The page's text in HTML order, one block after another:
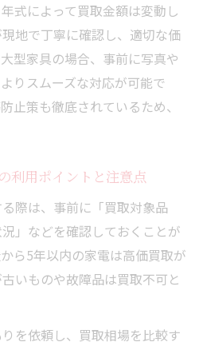
式によって買取金額は変動し
地で丁寧に確認し、適切な価
型家具の場合、事前に写真や
りスムーズな対応が可能で
止策も徹底されているため、
利用ポイントと注意点
際は、事前に「買取対象品
」などを確認しておくことが
ら5年以内の家電は高価買取が
いものや故障品は買取不可と
を依頼し、買取相場を比較す